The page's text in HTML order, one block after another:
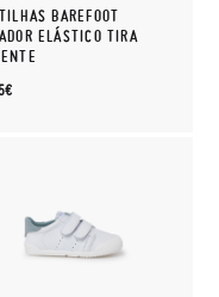
BAREFOOT
ELÁSTICO TIRA